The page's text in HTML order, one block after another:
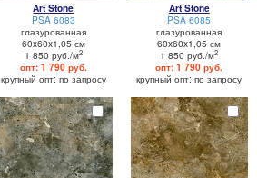
Art Stone
PSA 6083
глазурованная
60x60x1,05 см
1 850 руб./м2
опт: 1 790 руб.
крупный опт: по запросу
Art Stone
PSA 6085
глазурованная
60x60x1,05 см
1 850 руб./м2
опт: 1 790 руб.
крупный опт: по запросу